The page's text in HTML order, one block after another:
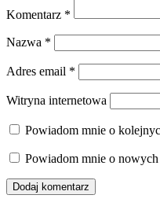
Komentarz *
Nazwa *
Adres email *
Witryna internetowa
Powiadom mnie o
Powiadom mnie o